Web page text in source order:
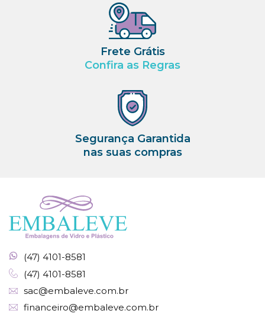
Frete Grátis
Confira as Regras
Segurança Garantida
nas suas compras
(47) 4101-8581
(47) 4101-8581
sac@embaleve.com.br
financeiro@embaleve.com.br